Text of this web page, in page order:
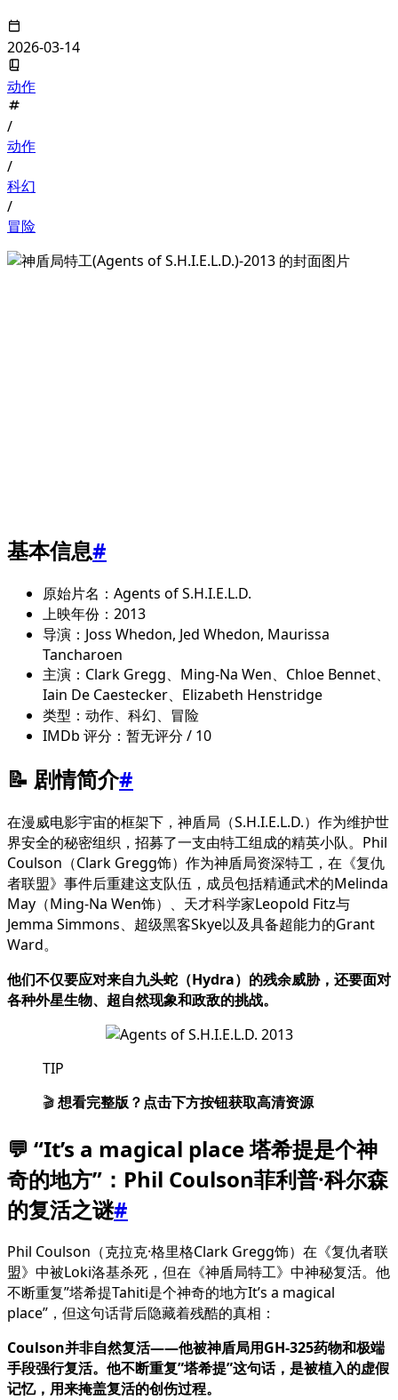
2026-03-14
动作
/
动作
/
科幻
/
冒险
基本信息#
原始片名：Agents of S.H.I.E.L.D.
上映年份：2013
导演：Joss Whedon, Jed Whedon, Maurissa
Tancharoen
主演：Clark Gregg、Ming-Na Wen、Chloe Bennet、
Iain De Caestecker、Elizabeth Henstridge
类型：动作、科幻、冒险
IMDb 评分：暂无评分 / 10
📝 剧情简介#
在漫威电影宇宙的框架下，神盾局（S.H.I.E.L.D.）作为维护世
界安全的秘密组织，招募了一支由特工组成的精英小队。Phil
Coulson（Clark Gregg饰）作为神盾局资深特工，在《复仇
者联盟》事件后重建这支队伍，成员包括精通武术的Melinda
May（Ming-Na Wen饰）、天才科学家Leopold Fitz与
Jemma Simmons、超级黑客Skye以及具备超能力的Grant
Ward。
他们不仅要应对来自九头蛇（Hydra）的残余威胁，还要面对
各种外星生物、超自然现象和政敌的挑战。
TIP
🎬想看完整版？点击下方按钮获取高清资源
💬 “It’s a magical place 塔希提是个神
奇的地方”：Phil Coulson菲利普·科尔森
的复活之谜#
Phil Coulson（克拉克·格里格Clark Gregg饰）在《复仇者联
盟》中被Loki洛基杀死，但在《神盾局特工》中神秘复活。他
不断重复”塔希提Tahiti是个神奇的地方It’s a magical
place”，但这句话背后隐藏着残酷的真相：
Coulson并非自然复活——他被神盾局用GH-325药物和极端
手段强行复活。他不断重复”塔希提”这句话，是被植入的虚假
记忆，用来掩盖复活的创伤过程。